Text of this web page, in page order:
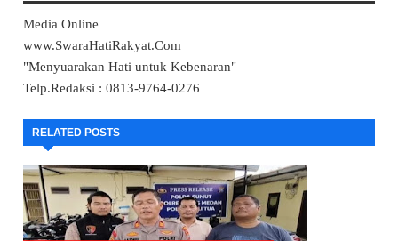
Media Online
www.SwaraHatiRakyat.Com
"Menyuarakan Hati untuk Kebenaran"
Telp.Redaksi : 0813-9764-0276
RELATED POSTS